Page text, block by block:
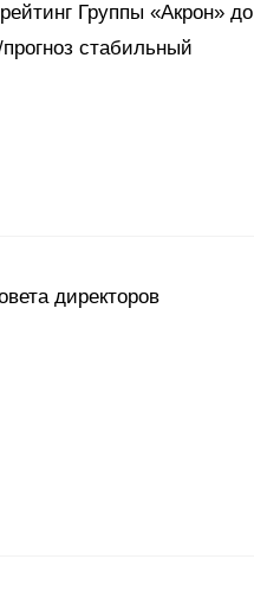
Группы «Акрон» до
стабильный
директоров